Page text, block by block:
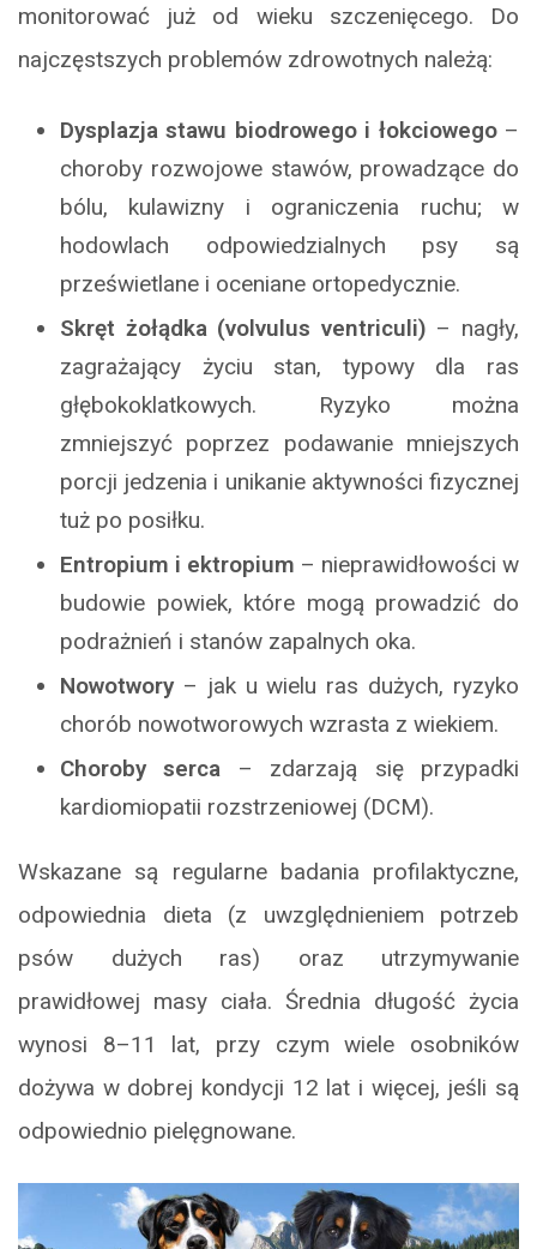
monitorować już od wieku szczenięcego. Do
najczęstszych problemów zdrowotnych należą:
Dysplazja stawu biodrowego i łokciowego–
choroby rozwojowe stawów, prowadzące do
bólu, kulawizny i ograniczenia ruchu; w
hodowlach odpowiedzialnych psy są
prześwietlane i oceniane ortopedycznie.
Skręt żołądka (volvulus ventriculi) – nagły,
zagrażający życiu stan, typowy dla ras
głębokoklatkowych. Ryzyko można
zmniejszyć poprzez podawanie mniejszych
porcji jedzenia i unikanie aktywności fizycznej
tuż po posiłku.
Entropium i ektropium – nieprawidłowości w
budowie powiek, które mogą prowadzić do
podrażnień i stanów zapalnych oka.
Nowotwory– jak u wielu ras dużych, ryzyko
chorób nowotworowych wzrasta z wiekiem.
Choroby serca – zdarzają się przypadki
kardiomiopatii rozstrzeniowej (DCM).
Wskazane są regularne badania profilaktyczne,
odpowiednia dieta (z uwzględnieniem potrzeb
psów dużych ras) oraz utrzymywanie
prawidłowej masy ciała. Średnia długość życia
wynosi 8–11 lat, przy czym wiele osobników
dożywa w dobrej kondycji 12 lat i więcej, jeśli są
odpowiednio pielęgnowane.